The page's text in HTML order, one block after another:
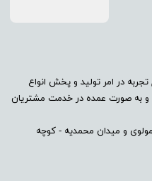
فروشگاه سروش با بیش از 70 سال تجربه در امر تولید و پخش انواع
و به صورت عمده در خدمت مشتریان
و میدان محمدیه - کوچه